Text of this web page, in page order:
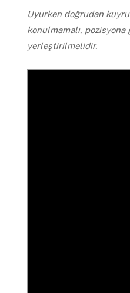
Uyurken doğrudan
konulmamalı,
yerleştirilmelidir.